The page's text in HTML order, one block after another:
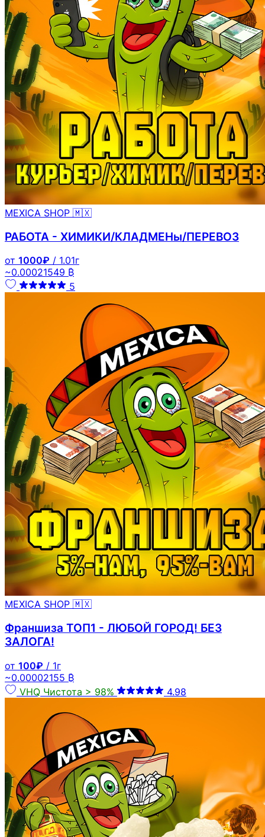
MEXICA SHOP 🇲🇽
РАБОТА - ХИМИКИ/КЛАДМЕНы/ПЕРЕВОЗ
от 1000₽ / 1.01г
~0.00021549 ₿
5
MEXICA SHOP 🇲🇽
Франшиза ТОП1 - ЛЮБОЙ ГОРОД! БЕЗ
ЗАЛОГА!
от 100₽ / 1г
~0.00002155 ₿
VHQ Чистота > 98% 4.98